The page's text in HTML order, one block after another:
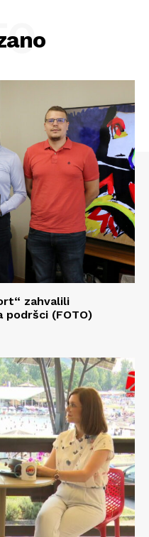
zahvalili
podršci (FOTO)